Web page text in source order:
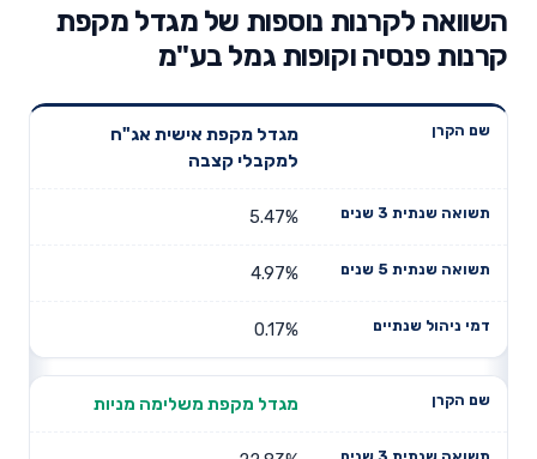
השוואה לקרנות נוספות של מגדל מקפת
קרנות פנסיה וקופות גמל בע"מ
שנתית 3
תשואה
מגדל מקפת אישית אג"ח
למקבלי קצבה
5.47%
4.97%
0.17%
מגדל מקפת משלימה מניות